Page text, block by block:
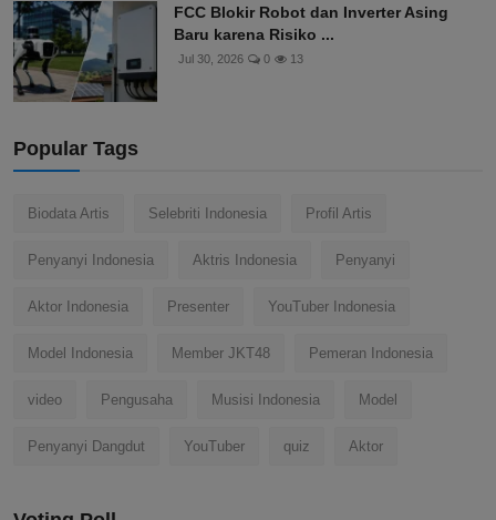
FCC Blokir Robot dan Inverter Asing
Baru karena Risiko ...
Jul 30, 2026 0 13
Popular Tags
Biodata Artis Selebriti Indonesia Profil Artis
Penyanyi Indonesia Aktris Indonesia Penyanyi
Aktor Indonesia Presenter YouTuber Indonesia
Model Indonesia Member JKT48 Pemeran Indonesia
video Pengusaha Musisi Indonesia Model
Penyanyi Dangdut YouTuber quiz Aktor